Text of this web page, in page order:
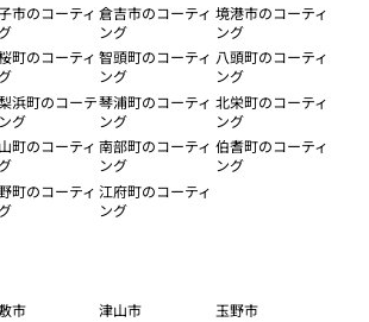
市のコーティ 倉吉市のコーティ
ング
境港市のコーティ
ング
町のコーティ 智頭町のコーティ
ング
八頭町のコーティ
ング
浜町のコーテ
グ
琴浦町のコーティ
ング
北栄町のコーティ
ング
町のコーティ 南部町のコーティ
ング
伯耆町のコーティ
ング
町のコーティ 江府町のコーティ
ング
市 津山市
玉野市